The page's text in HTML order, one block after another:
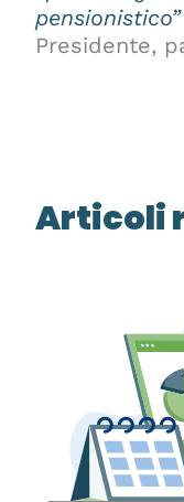
pensionistico”
Presidente,
Articoli